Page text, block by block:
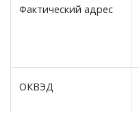
Фактический адрес
ОКВЭД